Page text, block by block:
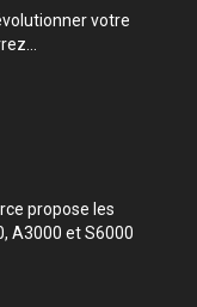
votre
propose les
A3000 et S6000